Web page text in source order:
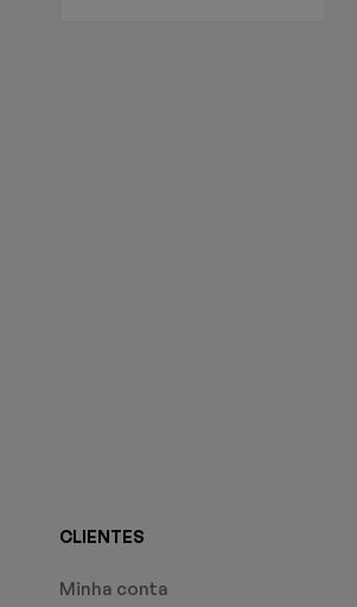
CLIENTES
Minha conta